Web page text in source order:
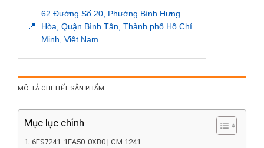
📍
62 Đường Số 20, Phường Bình Hưng
Hòa, Quận Bình Tân, Thành phố Hồ Chí
Minh, Việt Nam
MÔ TẢ CHI TIẾT SẢN PHẨM
Mục lục chính
6ES7241-1EA50-0XB0 | CM 1241